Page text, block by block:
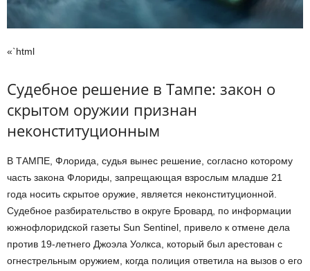
«`html
Судебное решение в Тампе: закон о
скрытом оружии признан
неконституционным
В ТАМПЕ, Флорида, судья вынес решение, согласно которому
часть закона Флориды, запрещающая взрослым младше 21
года носить скрытое оружие, является неконституционной.
Судебное разбирательство в округе Бровард, по информации
южнофлоридской газеты Sun Sentinel, привело к отмене дела
против 19-летнего Джоэла Уолкса, который был арестован с
огнестрельным оружием, когда полиция ответила на вызов о его